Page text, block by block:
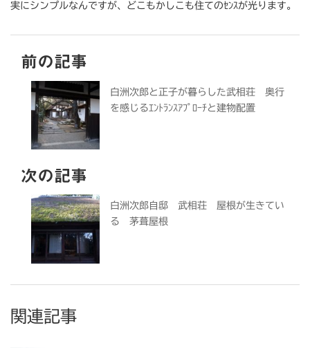
実にシンプルなんですが、どこもかしこも住てのｾﾝｽが光ります。
前の記事
白洲次郎と正子が暮らした武相荘 奥行
を感じるｴﾝﾄﾗﾝｽｱﾌﾟﾛｰﾁと建物配置
次の記事
白洲次郎自邸 武相荘 屋根が生きてい
る 茅葺屋根
関連記事